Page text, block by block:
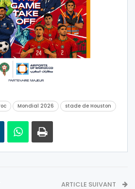
Mondial 2026 stade de Houston
ARTICLE SUIVANT